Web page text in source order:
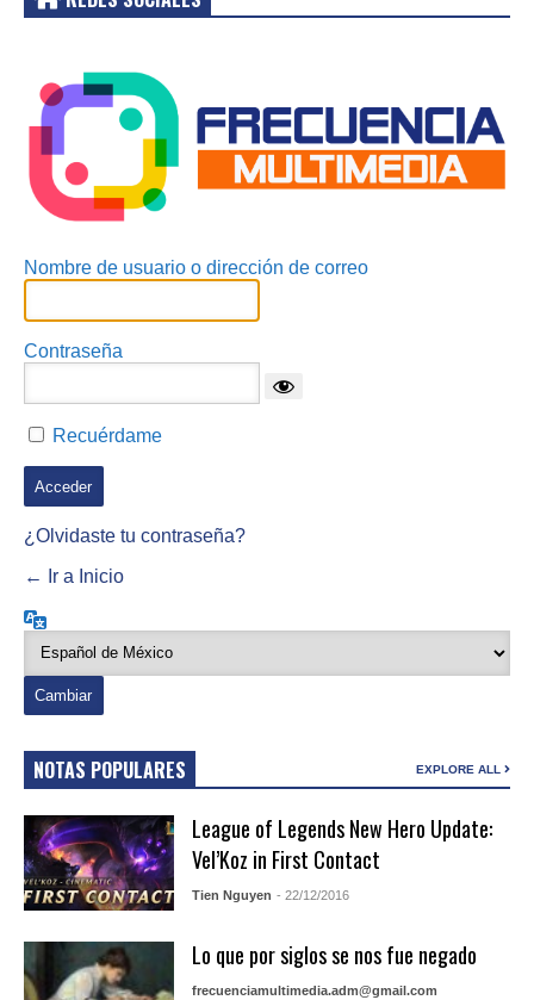
Nombre de usuario o dirección de correo
Contraseña
Recuérdame
¿Olvidaste tu contraseña?
← Ir a Inicio
NOTAS POPULARES EXPLORE ALL
League of Legends New Hero Update:
Vel’Koz in First Contact
Tien Nguyen - 22/12/2016
Lo que por siglos se nos fue negado
frecuenciamultimedia.adm@gmail.com